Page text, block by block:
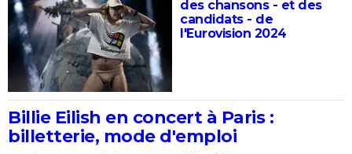
des chansons - et des
candidats - de
l'Eurovision 2024
Billie Eilish en concert à Paris :
billetterie, mode d'emploi